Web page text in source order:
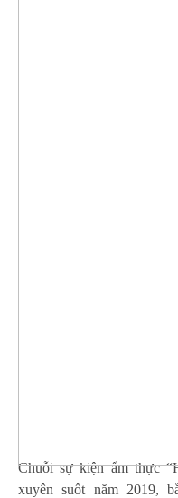
Chuỗi sự kiện ẩm thực
xuyên suốt năm 2019,